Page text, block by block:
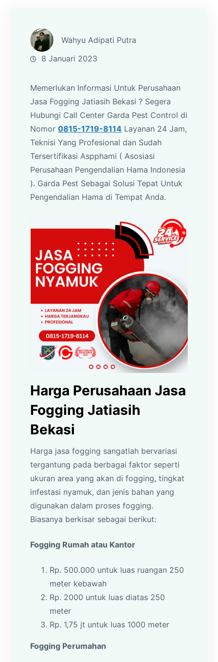
Wahyu Adipati Putra
8 Januari 2023
Memerlukan Informasi Untuk Perusahaan
Jasa Fogging Jatiasih Bekasi ? Segera
Hubungi Call Center Garda Pest Control di
Nomor0815-1719-8114 Layanan 24 Jam,
Teknisi Yang Profesional dan Sudah
Tersertifikasi Aspphami ( Asosiasi
Perusahaan Pengendalian Hama Indonesia
). Garda Pest Sebagai Solusi Tepat Untuk
Pengendalian Hama di Tempat Anda.
Harga Perusahaan Jasa
Fogging Jatiasih
Bekasi
Harga jasa fogging sangatlah bervariasi
tergantung pada berbagai faktor seperti
ukuran area yang akan di fogging, tingkat
infestasi nyamuk, dan jenis bahan yang
digunakan dalam proses fogging.
Biasanya berkisar sebagai berikut:
Fogging Rumah atau Kantor
Rp. 500.000 untuk luas ruangan 250
meter kebawah
Rp. 2000 untuk luas diatas 250
meter
Rp. 1,75 jt untuk luas 1000 meter
Fogging Perumahan